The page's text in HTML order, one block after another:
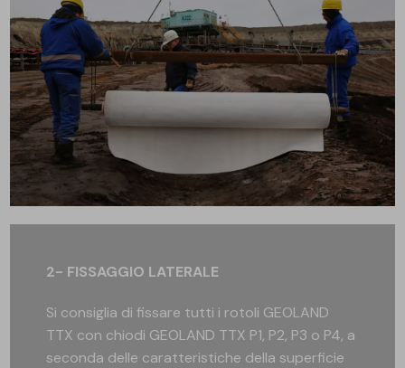
2- FISSAGGIO LATERALE
Si consiglia di fissare tutti i rotoli GEOLAND
TTX con chiodi GEOLAND TTX P1, P2, P3 o P4, a
seconda delle caratteristiche della superficie